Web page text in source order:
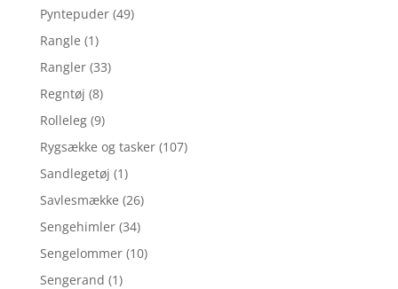
Pyntepuder (49)
Rangle (1)
Rangler (33)
Regntøj (8)
Rolleleg (9)
Rygsække og tasker (107)
Sandlegetøj (1)
Savlesmække (26)
Sengehimler (34)
Sengelommer (10)
Sengerand (1)